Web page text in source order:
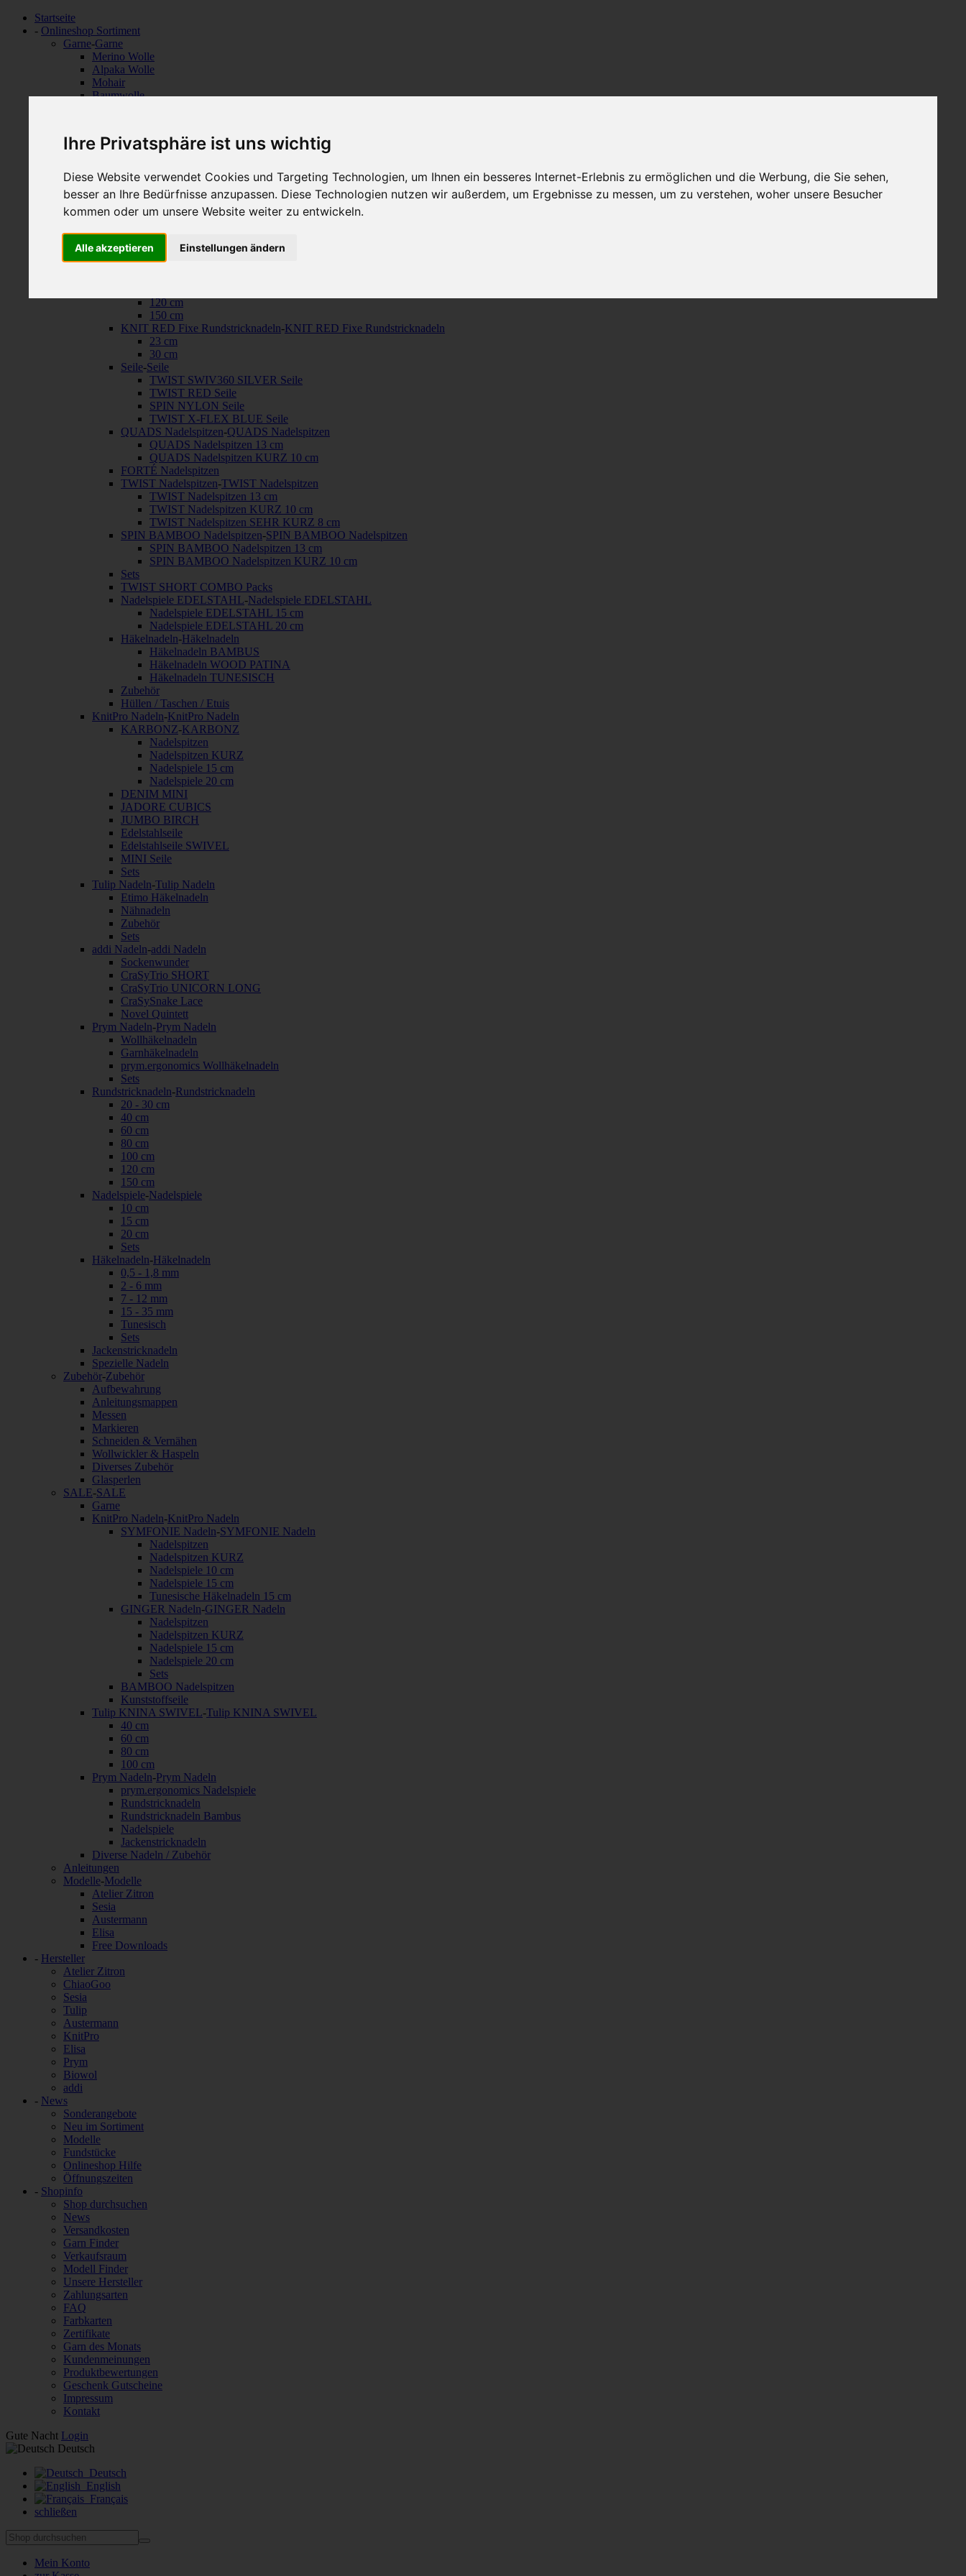
Ihre Privatsphäre ist uns wichtig
Diese Website verwendet Cookies und Targeting Technologien, um Ihnen ein besseres Internet-Erlebnis zu ermöglichen und die Werbung, die Sie sehen,
besser an Ihre Bedürfnisse anzupassen. Diese Technologien nutzen wir außerdem, um Ergebnisse zu messen, um zu verstehen, woher unsere Besucher
kommen oder um unsere Website weiter zu entwickeln.
Alle akzeptieren Einstellungen ändern
Startseite
- Onlineshop Sortiment
Garne-Garne
Merino Wolle
Alpaka Wolle
Mohair
Baumwolle
Mischungen
Sockenwolle
Lace Garne
Farbverlauf
Beilaufgarne
Nadeln-Nadeln
RED LACE Fixe Rundstricknadeln
40 cm
60 cm
120 cm
150 cm
KNIT RED Fixe Rundstricknadeln-KNIT RED Fixe Rundstricknadeln
23 cm
30 cm
Seile-Seile
TWIST SWIV360 SILVER Seile
TWIST RED Seile
SPIN NYLON Seile
TWIST X-FLEX BLUE Seile
QUADS Nadelspitzen-QUADS Nadelspitzen
QUADS Nadelspitzen 13 cm
QUADS Nadelspitzen KURZ 10 cm
FORTÉ Nadelspitzen
TWIST Nadelspitzen-TWIST Nadelspitzen
TWIST Nadelspitzen 13 cm
TWIST Nadelspitzen KURZ 10 cm
TWIST Nadelspitzen SEHR KURZ 8 cm
SPIN BAMBOO Nadelspitzen-SPIN BAMBOO Nadelspitzen
SPIN BAMBOO Nadelspitzen 13 cm
SPIN BAMBOO Nadelspitzen KURZ 10 cm
Sets
TWIST SHORT COMBO Packs
Nadelspiele EDELSTAHL-Nadelspiele EDELSTAHL
Nadelspiele EDELSTAHL 15 cm
Nadelspiele EDELSTAHL 20 cm
Häkelnadeln-Häkelnadeln
Häkelnadeln BAMBUS
Häkelnadeln WOOD PATINA
Häkelnadeln TUNESISCH
Zubehör
Hüllen / Taschen / Etuis
KnitPro Nadeln-KnitPro Nadeln
KARBONZ-KARBONZ
Nadelspitzen
Nadelspitzen KURZ
Nadelspiele 15 cm
Nadelspiele 20 cm
DENIM MINI
JADORE CUBICS
JUMBO BIRCH
Edelstahlseile
Edelstahlseile SWIVEL
MINI Seile
Sets
Tulip Nadeln-Tulip Nadeln
Etimo Häkelnadeln
Nähnadeln
Zubehör
Sets
addi Nadeln-addi Nadeln
Sockenwunder
CraSyTrio SHORT
CraSyTrio UNICORN LONG
CraSySnake Lace
Novel Quintett
Prym Nadeln-Prym Nadeln
Wollhäkelnadeln
Garnhäkelnadeln
prym.ergonomics Wollhäkelnadeln
Sets
Rundstricknadeln-Rundstricknadeln
20 - 30 cm
40 cm
60 cm
80 cm
100 cm
120 cm
150 cm
Nadelspiele-Nadelspiele
10 cm
15 cm
20 cm
Sets
Häkelnadeln-Häkelnadeln
0,5 - 1,8 mm
2 - 6 mm
7 - 12 mm
15 - 35 mm
Tunesisch
Sets
Jackenstricknadeln
Spezielle Nadeln
Zubehör-Zubehör
Aufbewahrung
Anleitungsmappen
Messen
Markieren
Schneiden & Vernähen
Wollwickler & Haspeln
Diverses Zubehör
Glasperlen
SALE-SALE
Garne
KnitPro Nadeln-KnitPro Nadeln
SYMFONIE Nadeln-SYMFONIE Nadeln
Nadelspitzen
Nadelspitzen KURZ
Nadelspiele 10 cm
Nadelspiele 15 cm
Tunesische Häkelnadeln 15 cm
GINGER Nadeln-GINGER Nadeln
Nadelspitzen
Nadelspitzen KURZ
Nadelspiele 15 cm
Nadelspiele 20 cm
Sets
BAMBOO Nadelspitzen
Kunststoffseile
Tulip KNINA SWIVEL-Tulip KNINA SWIVEL
40 cm
60 cm
80 cm
100 cm
Prym Nadeln-Prym Nadeln
prym.ergonomics Nadelspiele
Rundstricknadeln
Rundstricknadeln Bambus
Nadelspiele
Jackenstricknadeln
Diverse Nadeln / Zubehör
Anleitungen
Modelle-Modelle
Atelier Zitron
Sesia
Austermann
Elisa
Free Downloads
- Hersteller
Atelier Zitron
ChiaoGoo
Sesia
Tulip
Austermann
KnitPro
Elisa
Prym
Biowol
addi
- News
Sonderangebote
Neu im Sortiment
Modelle
Fundstücke
Onlineshop Hilfe
Öffnungszeiten
- Shopinfo
Shop durchsuchen
News
Versandkosten
Garn Finder
Verkaufsraum
Modell Finder
Unsere Hersteller
Zahlungsarten
FAQ
Farbkarten
Zertifikate
Garn des Monats
Kundenmeinungen
Produktbewertungen
Geschenk Gutscheine
Impressum
Kontakt
Gute Nacht Login
Deutsch
Deutsch
English
Français
schließen
Mein Konto